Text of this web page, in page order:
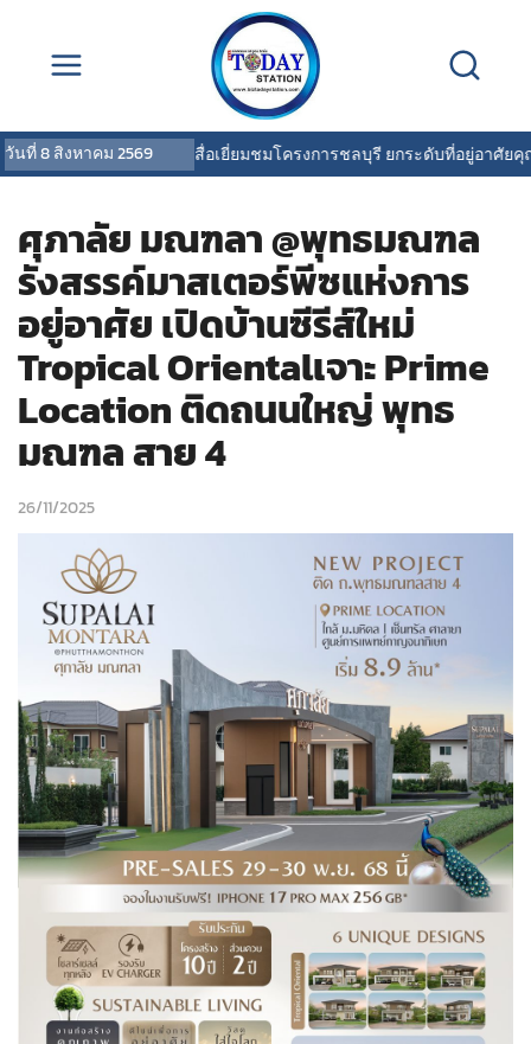
วันที่8 สิงหาคม 2569
เคหะแห่งชาติพาสื่อเยี่ยมชมโครงการชลบุรี ยกระดับที่อยู่อาศัยคุณภาพ รอ
ศุภาลัย มณฑลา @พุทธมณฑล
รังสรรค์มาสเตอร์พีซแห่งการ
อยู่อาศัย เปิดบ้านซีรีส์ใหม่
Tropical Orientalเจาะ Prime
Location ติดถนนใหญ่ พุทธ
มณฑล สาย 4
26/11/2025